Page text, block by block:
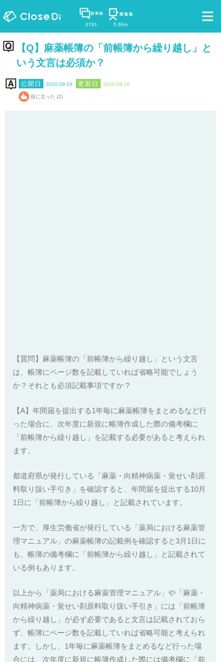
0781 5.69m
【Q】麻薬帳簿の「前帳簿から繰り越し」と
いう文言は必須か？
2020.09.16 2020.09.16
役に立った (2)
【質問】麻薬帳簿の「前帳簿から繰り越し」という文言
は、帳簿にページ数を記載していれば省略可能でしょう
か？それとも必須記載事項ですか？
【A】年間届を提出する1年毎に麻薬帳簿をまとめるなど行
った場合に、次年度に新規に帳簿作成した際の備考欄に
「前帳簿から繰り越し」を記載する必要があると考えられ
ます。
都道府県が発行している「麻薬・向精神病薬・覚せい剤原
料取り扱い手引き」を確認すると、年間届を提出する10月
1日に「前帳簿から繰り越し」と記載されています。
一方で、厚生労働省が発行している「薬局における麻薬管
理マニュアル」の麻薬帳簿の記載例を確認すると3月1日に
も、帳簿の備考欄に「前帳簿から繰り越し」と記載されて
いる例もあります。
以上から「薬局における麻薬管理マニュアル」や「麻薬・
向精神病薬・覚せい剤原料取り扱い手引き」には「前帳簿
から繰り越し」が必ず必要であると文言は記載されておら
ず、帳簿にページ数を記載していれば省略可能と考えられ
ます。しかし、1年毎に麻薬帳簿をまとめるなど行った場
合には、次年度に新規に帳簿作成した際には備考欄に「前